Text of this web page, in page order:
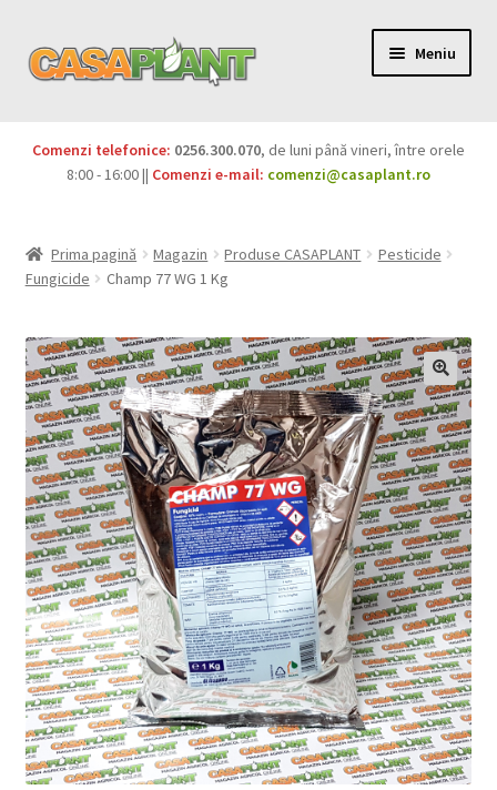
Meniu
Pesticide
copil
Produse BIO
Igienă publică
Casa și grădina
Extinde
meniul
copil
Sere și solarii
Extinde
meniul
copil
Comenzi telefonice: 0256.300.070, de luni până vineri, între orele
8:00 - 16:00 || Comenzi e-mail: comenzi@casaplant.ro
Prima pagină Magazin Produse CASAPLANT
Pesticide
Fungicide
Champ 77 WG 1 Kg